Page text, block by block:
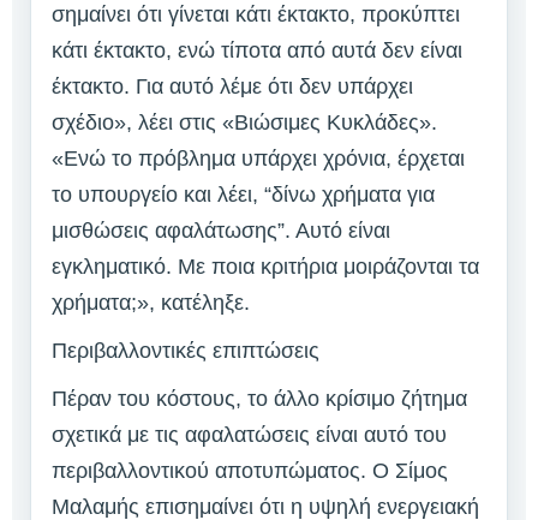
σημαίνει ότι γίνεται κάτι έκτακτο, προκύπτει
κάτι έκτακτο, ενώ τίποτα από αυτά δεν είναι
έκτακτο. Για αυτό λέμε ότι δεν υπάρχει
σχέδιο», λέει στις «Βιώσιμες Κυκλάδες».
«Ενώ το πρόβλημα υπάρχει χρόνια, έρχεται
το υπουργείο και λέει, “δίνω χρήματα για
μισθώσεις αφαλάτωσης”. Αυτό είναι
εγκληματικό. Με ποια κριτήρια μοιράζονται τα
χρήματα;», κατέληξε.
Περιβαλλοντικές επιπτώσεις
Πέραν του κόστους, το άλλο κρίσιμο ζήτημα
σχετικά με τις αφαλατώσεις είναι αυτό του
περιβαλλοντικού αποτυπώματος. Ο Σίμος
Μαλαμής επισημαίνει ότι η υψηλή ενεργειακή